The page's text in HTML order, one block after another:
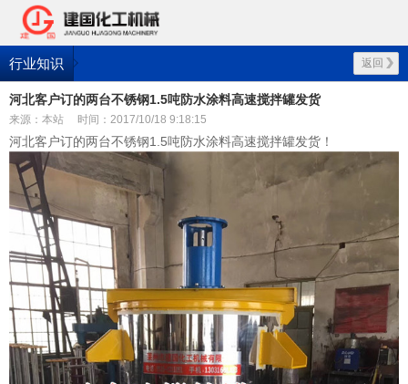
行业知识 返回
河北客户订的两台不锈钢1.5吨防水涂料高速搅拌罐发货
来源：本站 时间：2017/10/18 9:18:15
河北客户订的两台不锈钢1.5吨防水涂料高速搅拌罐发货！